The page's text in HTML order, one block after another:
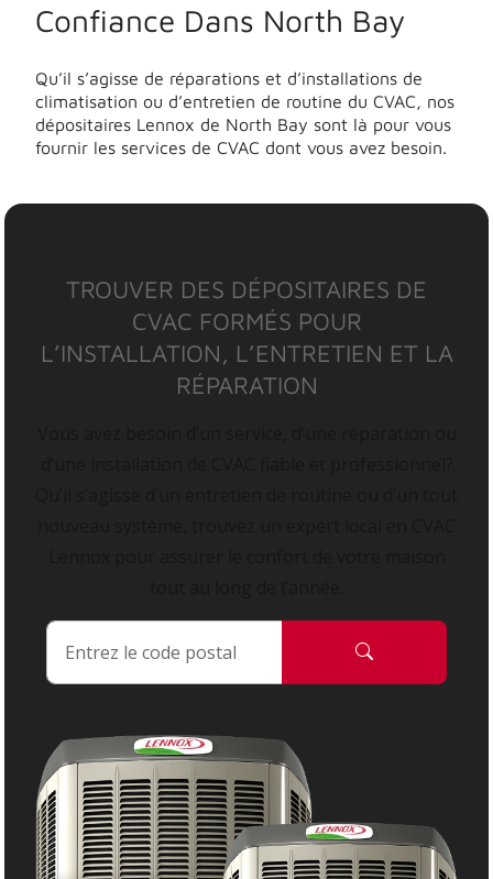
Confiance Dans North Bay
Qu’il s’agisse de réparations et d’installations de
climatisation ou d’entretien de routine du CVAC, nos
dépositaires Lennox de North Bay sont là pour vous
fournir les services de CVAC dont vous avez besoin.
TROUVER DES DÉPOSITAIRES DE
CVAC FORMÉS POUR
L’INSTALLATION, L’ENTRETIEN ET LA
RÉPARATION